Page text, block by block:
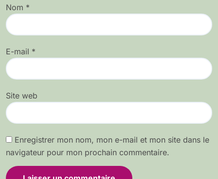
Nom *
E-mail *
Site web
Enregistrer mon nom, mon e-mail et mon site dans le
navigateur pour mon prochain commentaire.